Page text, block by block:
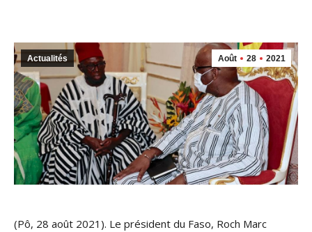
Août 28 2021
Actualités
(Pô, 28 août 2021). Le président du Faso, Roch Marc